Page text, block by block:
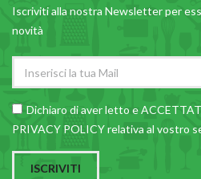
Iscriviti alla nostra Newsletter per
novità
Dichiaro di aver letto e
PRIVACY POLICY relativa al vostro
ISCRIVITI